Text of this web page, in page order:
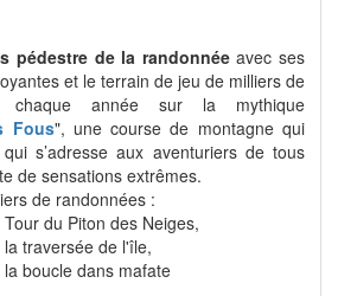
pédestre de la randonnéeavec ses
et le terrain de jeu de milliers de
chaque année sur la mythique
Fous", une course de montagne qui
s’adresse aux aventuriers de tous
de sensations extrêmes.
de randonnées :
Tour du Piton des Neiges,
la traversée de l'île,
la boucle dans mafate